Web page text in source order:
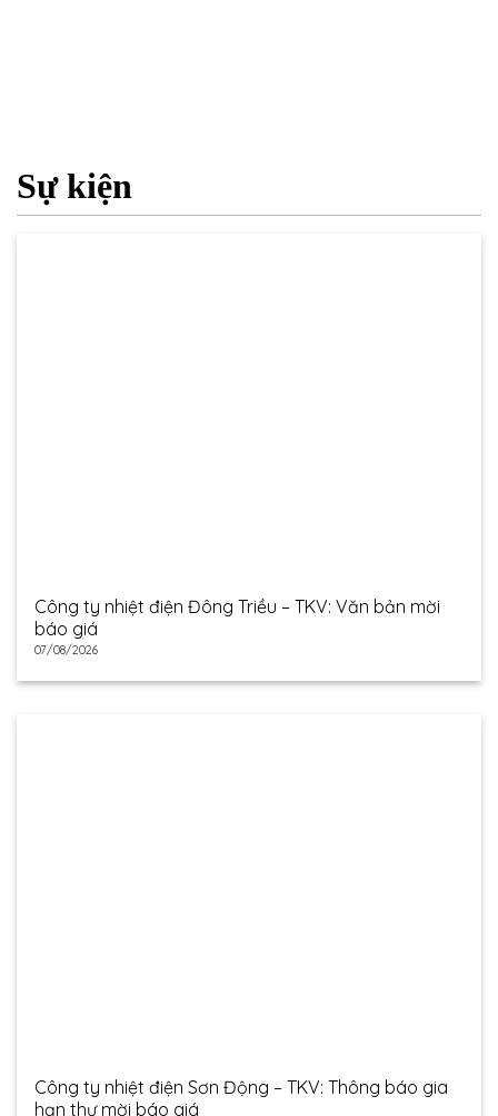
Sự kiện
Công ty nhiệt điện Đông Triều – TKV: Văn bản mời
báo giá
07/08/2026
Công ty nhiệt điện Sơn Động – TKV: Thông báo gia
hạn thư mời báo giá